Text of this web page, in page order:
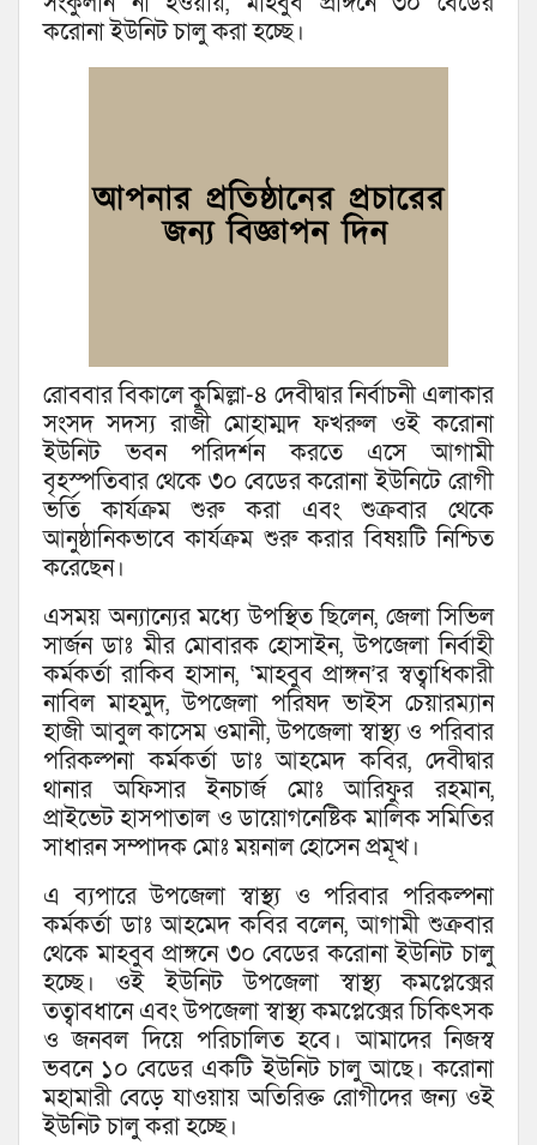
করোনা ইউনিট চালু করা হচ্ছে।
রোববার বিকালে কুমিল্লা-৪ দেবীদ্বার নির্বাচনী এলাকার
সংসদ সদস্য রাজী মোহাম্মদ ফখরুল ওই করোনা
ইউনিট ভবন পরিদর্শন করতে এসে আগামী
বৃহস্পতিবার থেকে ৩০ বেডের করোনা ইউনিটে রোগী
ভর্তি কার্যক্রম শুরু করা এবং শুক্রবার থেকে
আনুষ্ঠানিকভাবে কার্যক্রম শুরু করার বিষয়টি নিশ্চিত
করেছেন।
এসময় অন্যান্যের মধ্যে উপস্থিত ছিলেন, জেলা সিভিল
সার্জন ডাঃ মীর মোবারক হোসাইন, উপজেলা নির্বাহী
কর্মকর্তা রাকিব হাসান, ‘মাহবুব প্রাঙ্গন’র স্বত্বাধিকারী
নাবিল মাহমুদ, উপজেলা পরিষদ ভাইস চেয়ারম্যান
হাজী আবুল কাসেম ওমানী, উপজেলা স্বাস্থ্য ও পরিবার
পরিকল্পনা কর্মকর্তা ডাঃ আহমেদ কবির, দেবীদ্বার
থানার অফিসার ইনচার্জ মোঃ আরিফুর রহমান,
প্রাইভেট হাসপাতাল ও ডায়োগনেষ্টিক মালিক সমিতির
সাধারন সম্পাদক মোঃ ময়নাল হোসেন প্রমূখ।
এ ব্যপারে উপজেলা স্বাস্থ্য ও পরিবার পরিকল্পনা
কর্মকর্তা ডাঃ আহমেদ কবির বলেন, আগামী শুক্রবার
থেকে মাহবুব প্রাঙ্গনে ৩০ বেডের করোনা ইউনিট চালু
হচ্ছে। ওই ইউনিট উপজেলা স্বাস্থ্য কমপ্লেক্সের
তত্বাবধানে এবং উপজেলা স্বাস্থ্য কমপ্লেক্সের চিকিৎসক
ও জনবল দিয়ে পরিচালিত হবে। আমাদের নিজস্ব
ভবনে ১০ বেডের একটি ইউনিট চালু আছে। করোনা
মহামারী বেড়ে যাওয়ায় অতিরিক্ত রোগীদের জন্য ওই
ইউনিট চালু করা হচ্ছে।